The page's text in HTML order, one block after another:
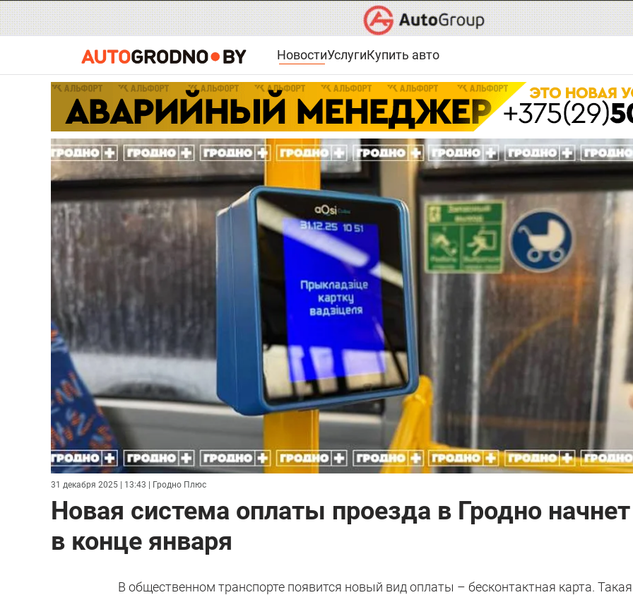
НовостиУслугиКупить авто
31 декабря 2025 | 13:43 | Гродно Плюс
Новая система оплаты проезда в Гродно
в конце января
В общественном транспорте появится новый вид оплаты – бесконтактная карта. Такая